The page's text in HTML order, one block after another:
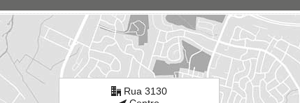
Rua 3130